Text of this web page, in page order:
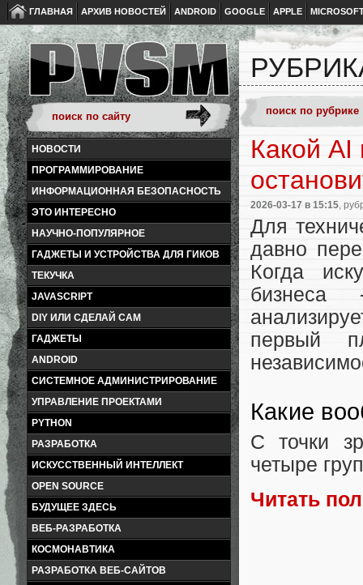
ГЛАВНАЯ АРХИВ НОВОСТЕЙ ANDROID GOOGLE APPLE
НОВОСТИ
ПРОГРАММИРОВАНИЕ
ИНФОРМАЦИОННАЯ БЕЗОПАСНОСТЬ
ЭТО ИНТЕРЕСНО
НАУЧНО-ПОПУЛЯРНОЕ
ГАДЖЕТЫ И УСТРОЙСТВА ДЛЯ ГИКОВ
ТЕКУЧКА
JAVASCRIPT
DIY ИЛИ СДЕЛАЙ САМ
ГАДЖЕТЫ
ANDROID
СИСТЕМНОЕ АДМИНИСТРИРОВАНИЕ
УПРАВЛЕНИЕ ПРОЕКТАМИ
PYTHON
РАЗРАБОТКА
ИСКУССТВЕННЫЙ ИНТЕЛЛЕКТ
OPEN SOURCE
БУДУЩЕЕ ЗДЕСЬ
ВЕБ-РАЗРАБОТКА
КОСМОНАВТИКА
РАЗРАБОТКА ВЕБ-САЙТОВ
Какой AI
2026-03-17 в 15:15 ,
Для
давно
Когда
бизнеса
первый
Какие
С точки
четыре
Читать